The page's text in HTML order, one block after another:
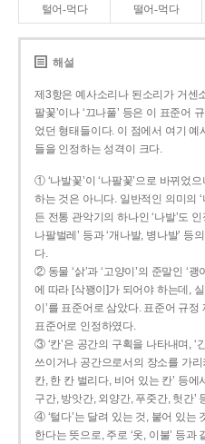
털어-먹다 떨어-먹다
해설
제3항은 예사소리나 된소리가 거센
팔꽃’이나 ‘끄나풀’ 등은 이 표준어
었던 형태들이다. 이 점에서 여기 예
들을 인정하는 성격이 크다.
① ‘나발꽃’이 ‘나팔꽃’으로 바뀌었
하는 것은 아니다. 일반적인 의미의
든 전통 관악기의 하나인 ‘나발’도
나팔벌레’ 등과 ‘개나발, 병나발’ 등
다.
② 동물 ‘삵’과 ‘고양이’의 준말인 ‘
에 따라 [삭꽹이]가 되어야 하는데,
이’를 표준어로 삼았다. 표준어 규정
표준어로 인정하였다.
③ ‘칸’은 공간의 구획을 나타내며, ‘
쓰이거나 공간으로서의 장소를 가
칸, 한 칸 벌리다, 비어 있는 칸’ 등에
구간, 방앗간, 외양간, 푸줏간, 헛간’
④ ‘털다’는 달려 있는 것, 붙어 있는
한다는 뜻으로, 주로 ‘옷, 이불’ 등